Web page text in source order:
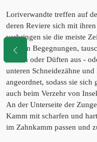
Loriverwandte treffen auf
deren Reviere sich mit
verbringen sie die meiste
solchen Begegnungen,
Lauten oder Düften aus -
unteren Schneidezähne
angeordnet, sodass sie
auch beim Verzehr von
An der Unterseite der
Kamm mit scharfen und
im Zahnkamm passen und